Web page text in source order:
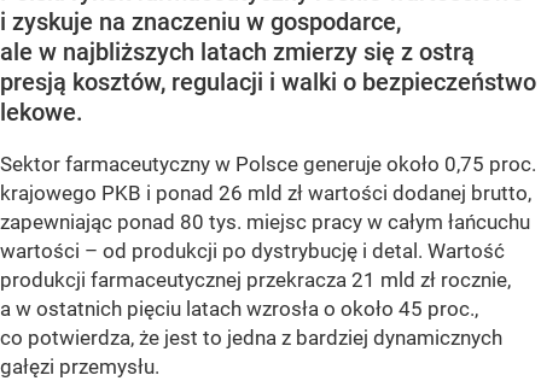
i zyskuje na znaczeniu w gospodarce,
ale w najbliższych latach zmierzy się z ostrą
presją kosztów, regulacji i walki o bezpieczeństwo
lekowe.
Sektor farmaceutyczny w Polsce generuje około 0,75 proc.
krajowego PKB i ponad 26 mld zł wartości dodanej brutto,
zapewniając ponad 80 tys. miejsc pracy w całym łańcuchu
wartości – od produkcji po dystrybucję i detal. Wartość
produkcji farmaceutycznej przekracza 21 mld zł rocznie,
a w ostatnich pięciu latach wzrosła o około 45 proc.,
co potwierdza, że jest to jedna z bardziej dynamicznych
gałęzi przemysłu.